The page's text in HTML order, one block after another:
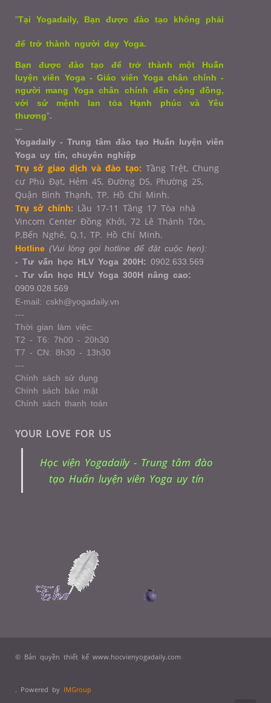
"Tại Yogadaily, Bạn được đào tạo không phải
để trở thành người dạy Yoga.
Bạn được đào tạo để trở thành một Huấn
luyện viên Yoga - Giáo viên Yoga chân chính -
người mang Yoga chân chính đến cộng đồng,
với sứ mệnh lan tỏa Hạnh phúc và Yêu
thương".
---
Yogadaily - Trung tâm đào tạo Huấn luyện viên
Yoga uy tín, chuyên nghiệp
Trụ sở giao dịch và đào tạo: Tầng Trệt, Chung
cư Phú Đạt, Hẻm 45, Đường D5, Phường 25,
Quận Bình Thạnh, TP. Hồ Chí Minh.
Trụ sở chính: Lầu 17-11 Tầng 17 Tòa nhà
Vincom Center Đồng Khởi, 72 Lê Thánh Tôn,
P.Bến Nghé, Q.1, TP. Hồ Chí Minh.
Hotline (Vui lòng gọi hotline để đặt cuộc hẹn):
- Tư vấn học HLV Yoga 200H: 0902.633.569
- Tư vấn học HLV Yoga 300H nâng cao:
0909.028.569
E-mail: cskh@yogadaily.vn
---
Thời gian làm việc:
T2 - T6: 7h00 - 20h30
T7 - CN: 8h30 - 13h30
---
Chính sách sử dụng
Chính sách bảo mật
Chính sách thanh toán
YOUR LOVE FOR US
Học viện Yogadaily - Trung tâm đào
tạo Huấn luyện viên Yoga uy tín
© Bản quyền thiết kế www.hocvienyogadaily.com
. Powered by IMGroup